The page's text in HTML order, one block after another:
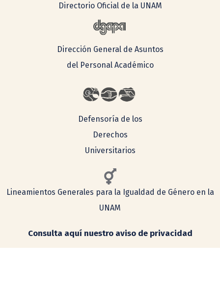
Directorio Oficial de la UNAM
Dirección General de Asuntos
del Personal Académico
Defensoría de los
Derechos
Universitarios
Lineamientos Generales para la Igualdad de Género en la
UNAM
Consulta aquí nuestro aviso de privacidad